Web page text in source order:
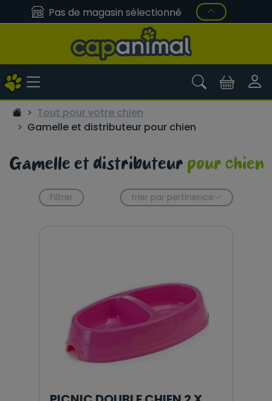
Pas de magasin sélectionné
Tout pour votre chien
Gamelle et distributeur pour chien
Gamelle et distributeur pour chien
Filtrer trier par pertinence